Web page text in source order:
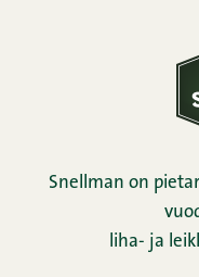
Snellman on
liha- ja